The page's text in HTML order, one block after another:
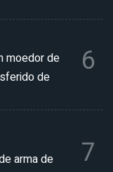
moedor de
de
6
arma de
7